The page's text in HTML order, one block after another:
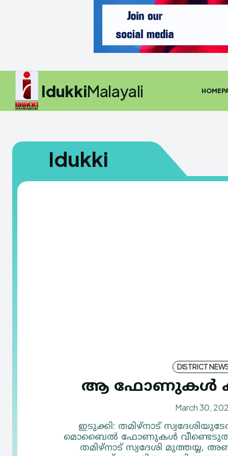
IdukkiMalayali
Idukki
DISTRICT
ആ ഫോണുകൾ
March 30,
ഇടുക്കി: തമിഴ്നാട്
മൊബൈൽ ഫോണുകൾ വീണ്ടെടുത്ത്
തമിഴ്നാട് സ്വദേശി മുത്തയ്യ,